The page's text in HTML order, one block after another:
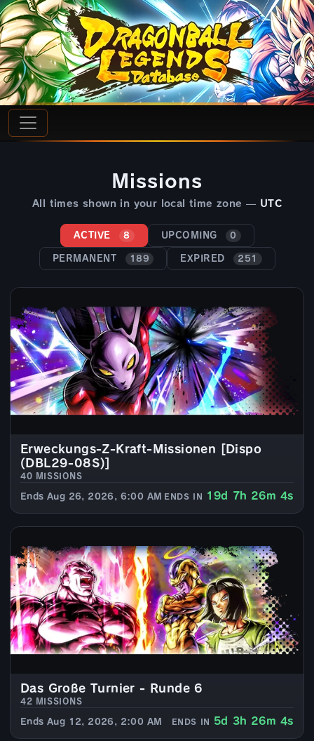
Missions
All times shown in your local time zone — UTC
ACTIVE 8 UPCOMING 0
PERMANENT 189 EXPIRED 251
Erweckungs-Z-Kraft-Missionen [Dispo
(DBL29-08S)]
40 MISSIONS
Ends Aug 26, 2026, 6:00 AM ENDS IN 19d 7h 26m 4s
Das Große Turnier - Runde 6
42 MISSIONS
Ends Aug 12, 2026, 2:00 AM ENDS IN 5d 3h 26m 4s